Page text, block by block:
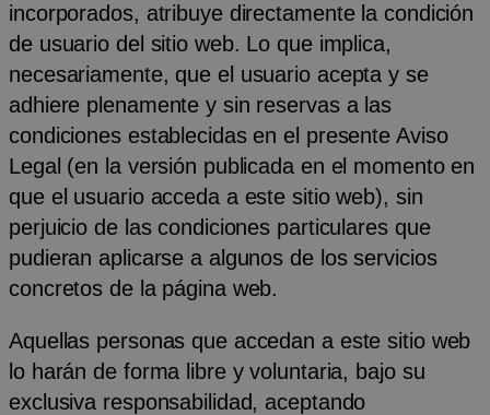
incorporados, atribuye directamente la condición
de usuario del sitio web. Lo que implica,
necesariamente, que el usuario acepta y se
adhiere plenamente y sin reservas a las
condiciones establecidas en el presente Aviso
Legal (en la versión publicada en el momento en
que el usuario acceda a este sitio web), sin
perjuicio de las condiciones particulares que
pudieran aplicarse a algunos de los servicios
concretos de la página web.
Aquellas personas que accedan a este sitio web
lo harán de forma libre y voluntaria, bajo su
exclusiva responsabilidad, aceptando